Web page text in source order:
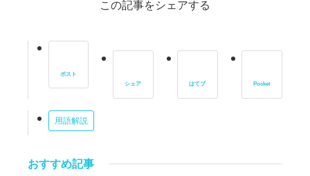
この記事をシェアする
ポスト
シェア
はてブ Pocket
用語解説
おすすめ記事